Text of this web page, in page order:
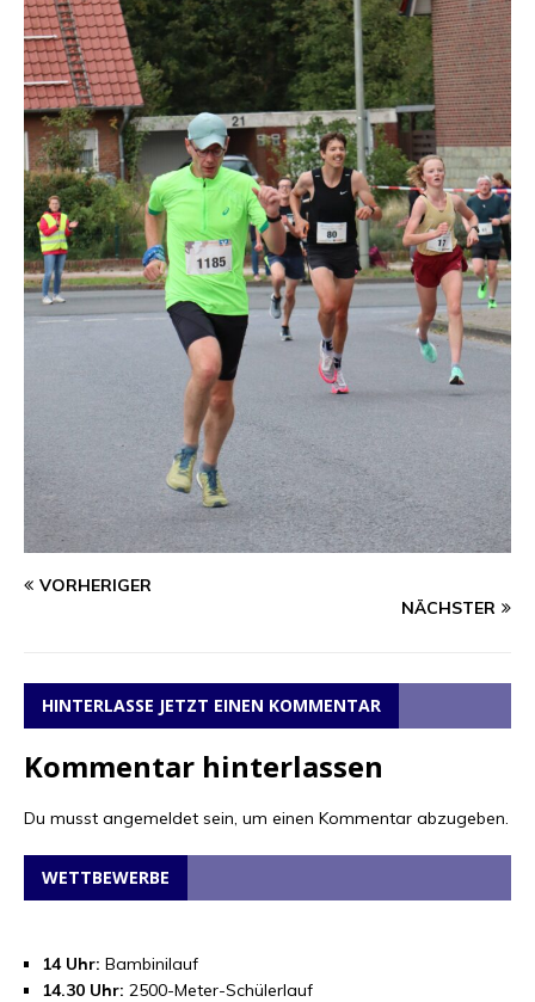
VORHERIGER
NÄCHSTER
HINTERLASSE JETZT EINEN KOMMENTAR
Kommentar hinterlassen
Du musst angemeldet sein, um einen Kommentar abzugeben.
WETTBEWERBE
14 Uhr: Bambinilauf
14.30 Uhr: 2500-Meter-Schülerlauf